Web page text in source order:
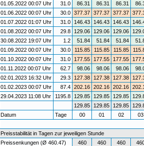
01.05.2022 00:07 Uhr
31.0 86.31 86.31 86.31
01.06.2022 00:07 Uhr
30.0 377.37 377.37 377.37
01.07.2022 01:07 Uhr
31.0 146.43 146.43 146.43
01.08.2022 00:07 Uhr
29.8 129.06 129.06 129.06
30.08.2022 19:07 Uhr
1.2 51.84 51.84 51.84
01.09.2022 00:07 Uhr
30.0 115.85 115.85 115.85
01.10.2022 00:07 Uhr
31.0 177.55 177.55 177.55
01.11.2022 00:07 Uhr
62.7 98.06 98.06 98.06
02.01.2023 16:32 Uhr
29.3 127.38 127.38 127.38
01.02.2023 00:07 Uhr
87.4 202.16 202.16 202.16
29.04.2023 11:08 Uhr
1195.8 129.85 129.85 129.85
129.85
129.85 129.85
Datum
Tage 00 01 02
Preisstabilität in Tagen zur jeweiligen Stunde
Preissenkungen (Ø 460.47)
460 460 460